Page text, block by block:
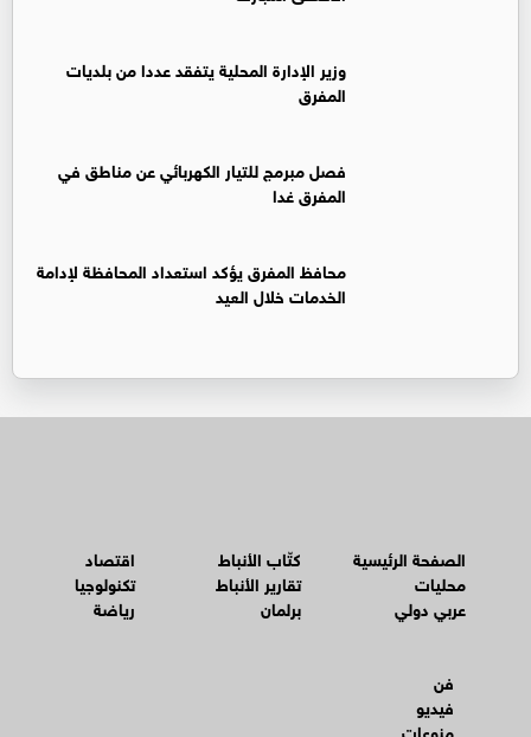
وزير الإدارة المحلية يتفقد عددا من بلديات
المفرق
فصل مبرمج للتيار الكهربائي عن مناطق في
المفرق غدا
محافظ المفرق يؤكد استعداد المحافظة لإدامة
الخدمات خلال العيد
الصفحة الرئيسية
محليات
عربي دولي
كتّاب الأنباط
تقارير الأنباط
برلمان
اقتصاد
تكنولوجيا
رياضة
فن
فيديو
منوعات